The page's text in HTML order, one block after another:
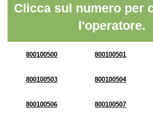
Clicca sul numero per
l'operatore.
800100500 800100501
800100503 800100504
800100506 800100507